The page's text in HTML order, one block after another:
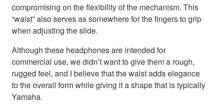
compromising on the flexibility of the mechanism. This
“waist” also serves as somewhere for the fingers to grip
when adjusting the slide.
Although these headphones are intended for
commercial use, we didn’t want to give them a rough,
rugged feel, and I believe that the waist adds elegance
to the overall form while giving it a shape that is typically
Yamaha.